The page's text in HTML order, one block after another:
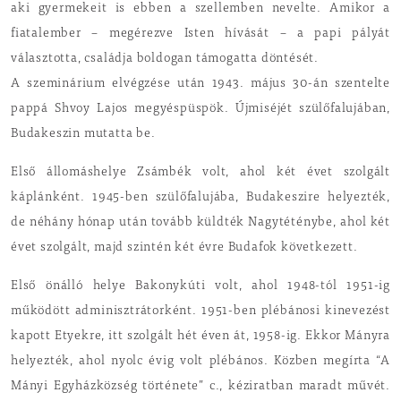
aki gyermekeit is ebben a szellemben nevelte. Amikor a
fiatalember – megérezve Isten hívását – a papi pályát
választotta, családja boldogan támogatta döntését.
A szeminárium elvégzése után 1943. május 30-án szentelte
pappá Shvoy Lajos megyéspüspök. Újmiséjét szülőfalujában,
Budakeszin mutatta be.
Első állomáshelye Zsámbék volt, ahol két évet szolgált
káplánként. 1945-ben szülőfalujába, Budakeszire helyezték,
de néhány hónap után tovább küldték Nagytéténybe, ahol két
évet szolgált, majd szintén két évre Budafok következett.
Első önálló helye Bakonykúti volt, ahol 1948-tól 1951-ig
működött adminisztrátorként. 1951-ben plébánosi kinevezést
kapott Etyekre, itt szolgált hét éven át, 1958-ig. Ekkor Mányra
helyezték, ahol nyolc évig volt plébános. Közben megírta “A
Mányi Egyházközség története” c., kéziratban maradt művét.